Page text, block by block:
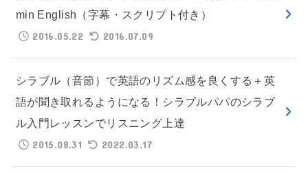
min English（字幕・スクリプト付き）
2016.05.22
2016.07.09
シラブル（音節）で英語のリズム感を良くする＋英
語が聞き取れるようになる！シラブルパパのシラブ
ル入門レッスンでリスニング上達
2015.08.31
2022.03.17